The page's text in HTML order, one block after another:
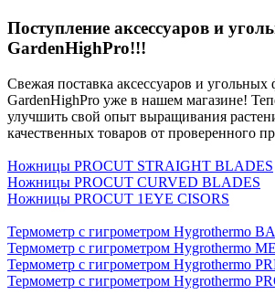
Поступление аксеcсуаров и
GardenHighPro!!!
Свежая поставка аксессуаров и угольных
GardenHighPro уже в нашем магазине!
улучшить свой опыт выращивания
качественных товаров от проверенного
Ножницы PROCUT STRAIGHT BLADES
Ножницы PROCUT CURVED BLADES
Ножницы PROCUT 1EYE CISORS
Термометр с гигрометром Hygrothermo
Термометр с гигрометром Hygrothermo
Термометр с гигрометром Hygrothermo
Термометр с гигрометром Hygrothermo